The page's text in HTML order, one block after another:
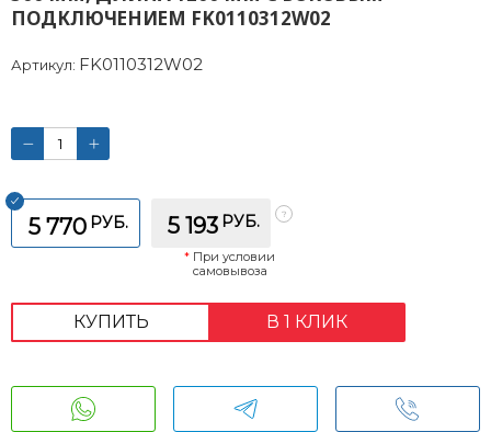
ПОДКЛЮЧЕНИЕМ FK0110312W02
Артикул: FK0110312W02
5 770 РУБ. 5 193 РУБ.
* При условии
самовывоза
КУПИТЬ В 1 КЛИК